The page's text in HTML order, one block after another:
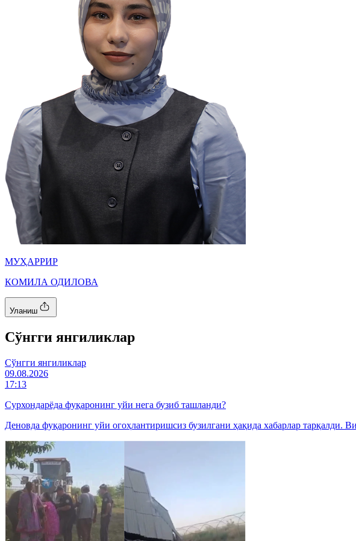
МУҲАРРИР
КОМИЛА ОДИЛОВА
Уланиш
Cўнгги янгиликлар
Cўнгги янгиликлар
09.08.2026
17:13
Сурхондарёда фуқаронинг уйи нега бузиб ташланди?
Деновда фуқаронинг уйи огоҳлантиришсиз бузилгани ҳақида хабарлар тарқалди.